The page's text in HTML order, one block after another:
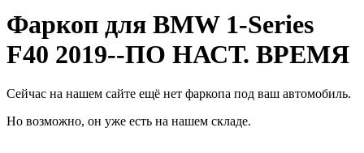
Фаркоп для BMW 1-Series
F40 2019--ПО НАСТ. ВРЕМЯ
Сейчас на нашем сайте ещё нет фаркопа под ваш автомобиль.
Но возможно, он уже есть на нашем складе.